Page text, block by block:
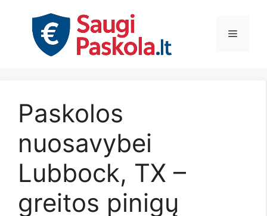
Meniu
Paskolos
nuosavybei
Lubbock, TX –
greitos pinigų